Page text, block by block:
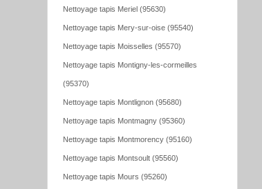
Nettoyage tapis Meriel (95630)
Nettoyage tapis Mery-sur-oise (95540)
Nettoyage tapis Moisselles (95570)
Nettoyage tapis Montigny-les-cormeilles
(95370)
Nettoyage tapis Montlignon (95680)
Nettoyage tapis Montmagny (95360)
Nettoyage tapis Montmorency (95160)
Nettoyage tapis Montsoult (95560)
Nettoyage tapis Mours (95260)